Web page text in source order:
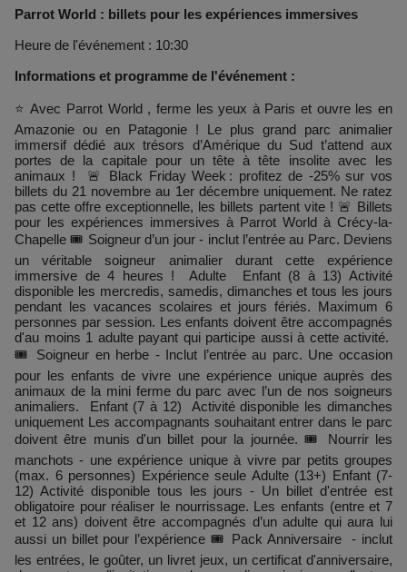
Parrot World : billets pour les expériences immersives
Heure de l'événement : 10:30
Informations et programme de l'événement :
⭐ Avec Parrot World , ferme les yeux à Paris et ouvre les en
Amazonie ou en Patagonie ! Le plus grand parc animalier
immersif dédié aux trésors d’Amérique du Sud t’attend aux
portes de la capitale pour un tête à tête insolite avec les
animaux ! 🚨 Black Friday Week : profitez de -25% sur vos
billets du 21 novembre au 1er décembre uniquement. Ne ratez
pas cette offre exceptionnelle, les billets partent vite ! 🚨 Billets
pour les expériences immersives à Parrot World à Crécy-la-
Chapelle 🎟️ Soigneur d’un jour - inclut l’entrée au Parc. Deviens
un véritable soigneur animalier durant cette expérience
immersive de 4 heures ! Adulte Enfant (8 à 13) Activité
disponible les mercredis, samedis, dimanches et tous les jours
pendant les vacances scolaires et jours fériés. Maximum 6
personnes par session. Les enfants doivent être accompagnés
d'au moins 1 adulte payant qui participe aussi à cette activité.
🎟️ Soigneur en herbe - Inclut l’entrée au parc. Une occasion
pour les enfants de vivre une expérience unique auprès des
animaux de la mini ferme du parc avec l’un de nos soigneurs
animaliers. Enfant (7 à 12) Activité disponible les dimanches
uniquement Les accompagnants souhaitant entrer dans le parc
doivent être munis d'un billet pour la journée. 🎟️ Nourrir les
manchots - une expérience unique à vivre par petits groupes
(max. 6 personnes) Expérience seule Adulte (13+) Enfant (7-
12) Activité disponible tous les jours - Un billet d'entrée est
obligatoire pour réaliser le nourrissage. Les enfants (entre et 7
et 12 ans) doivent être accompagnés d’un adulte qui aura lui
aussi un billet pour l’expérience 🎟️ Pack Anniversaire - inclut
les entrées, le goûter, un livret jeux, un certificat d'anniversaire,